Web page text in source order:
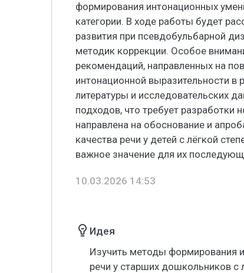
формирования интонационных
категории. В ходе работы будет
развития при псевдобульбарной
методик коррекции. Особое
рекомендаций, направленных на
интонационной выразительности
литературы и исследовательских
подходов, что требует
направлена на обоснование и
качества речи у детей с лёгкой
важное значение для их
10.03.2026 14:53
Идея
Изучить методы формирования
речи у старших дошкольников с